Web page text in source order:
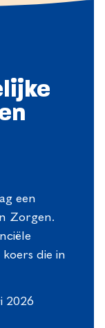
een
Zorgen.
die in
2026